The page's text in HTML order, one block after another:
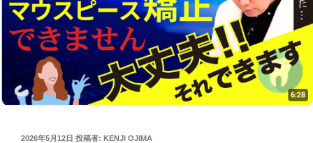
投
2026年5月12日 投稿者: KENJI OJIMA